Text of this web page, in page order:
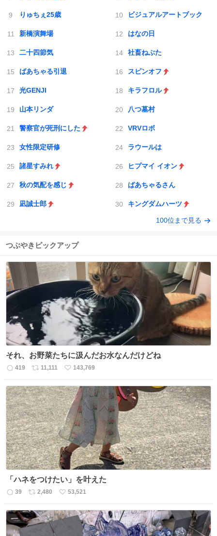
りゅちぇ25歳 ビジュアルアートブック
新橋演舞場 はなの日
二十四節気 社畜ねぶた
ばあちゃる引退 スピンオフ
光GENJI キラフロル
山本リンダ 八つ墓村
警察官が死刑にした VRVロボ
女性限定研修 ラウールは
諸星すみれ ヒプマイ イオン
秋の気配を感じ ばあちゃるさん
凪誠士郎 キングダムハーツ
100位まで見る
つぶやきピックアップ
それ、お野菜たちに汲んだお水なんだけどね
返
数
419
リ
ス
ト
数
11,111
い
ね
数
143,769
「ハネをつけたい」を叶えた
返
数
39
リ
ス
ト
2,480
い
ね
53,521